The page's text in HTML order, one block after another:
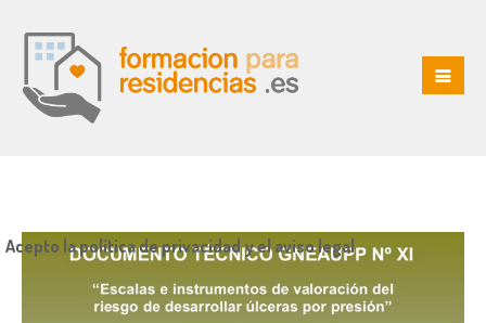
Acepto la política de privacidad y el aviso legal